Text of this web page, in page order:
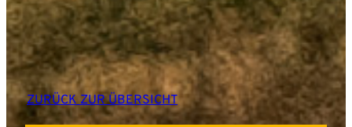
ZURÜCK ZUR ÜBERSICHT